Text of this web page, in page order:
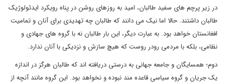
در زیر پرچم های سفید طالبان، امید به روزهای روشن در پناه رویکرد ایدئولوژیک
طالبان داشتند. حالا اما نیک می دانند که طالبان چه تهدیدی برای آنان و تمامیت
افغانستان خواهد بود. به عبارت دیگر، این بار طالبان نه با گروه های جهادی و
نظامی، بلکه با مردمی رودر روست که هیچ سازش و نزدیکی با آنان ندارد.
دوم؛ همسایگان و جامعه جهانی به درستی دریافته اند که طالبان هرگز در اندازه
یک جریان و گروه سیاسی قاعده مند نبوده و نخواهد بود. این گروه مانند آنچه از